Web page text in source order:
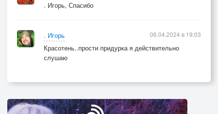
. Игорь, Спасибо
. Игорь
Красотень..прости придурка я действительно
слушаю
06.04.2024 в 19:03